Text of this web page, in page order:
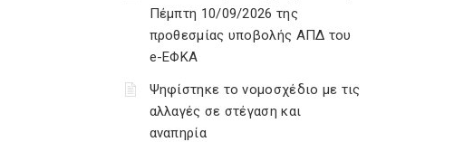
Πέμπτη 10/09/2026 της
προθεσμίας υποβολής ΑΠΔ του
e-ΕΦΚΑ
Ψηφίστηκε το νομοσχέδιο με τις
αλλαγές σε στέγαση και
αναπηρία